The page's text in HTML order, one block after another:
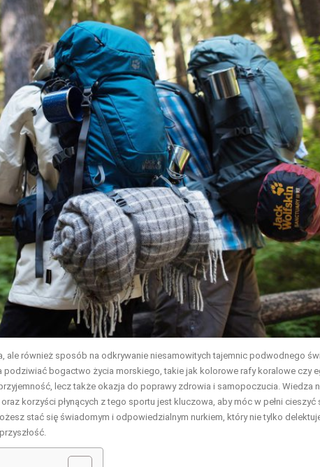
ale również sposób na odkrywanie niesamowitych tajemnic podwodnego
podziwiać bogactwo życia morskiego, takie jak kolorowe rafy koralowe czy
lecz także okazja do poprawy zdrowia i samopoczucia. Wiedza
korzyści płynących z tego sportu jest kluczowa, aby móc w pełni cieszyć
stać się świadomym i odpowiedzialnym nurkiem, który nie tylko